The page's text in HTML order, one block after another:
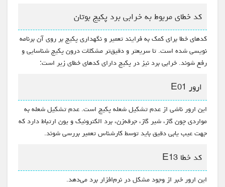
کد خطای مربوط به خرابی برد پکیج بوتان
کدهای خطا برای کمک به فرایند تعمیر و نگهداری پکیج بر روی آن برنامه
نویسی شده است. تا سریعتر و دقیق‌تر مشکلات درون پکیج شناسایی و
رفع شوند. خرابی برد نیز در پکیج دارای کدهای خطای زیر است:
ارور E01
این ارور ناشی از عدم تشکیل شعله پکیج است. عدم تشکیل شعله به
مواردی چون گاز، شیر گاز، جرقه‌زن، برد الکترونیک و یون ارتباط دارد که
جهت عیب یابی دقیق باید توسط کارشناس تعمیر بررسی شوند.
کد خطا E13
این ارور خبر از وجود مشکل در نرم‌افزار برد می‌دهد.